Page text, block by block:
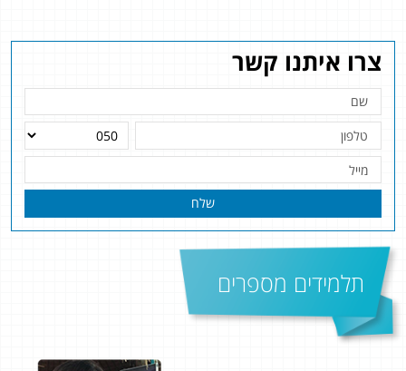
צרו איתנו קשר
שלח
תלמידים מספרים